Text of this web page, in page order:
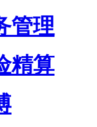
管理
精算